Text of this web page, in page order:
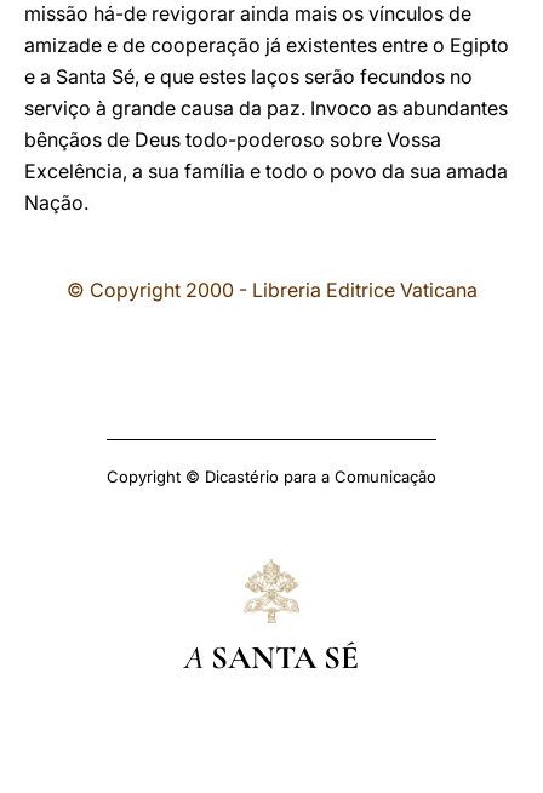
missão há-de revigorar ainda mais os vínculos de
amizade e de cooperação já existentes entre o Egipto
e a Santa Sé, e que estes laços serão fecundos no
serviço à grande causa da paz. Invoco as abundantes
bênçãos de Deus todo-poderoso sobre Vossa
Excelência, a sua família e todo o povo da sua amada
Nação.
© Copyright 2000 - Libreria Editrice Vaticana
Copyright © Dicastério para a Comunicação
A SANTA SÉ